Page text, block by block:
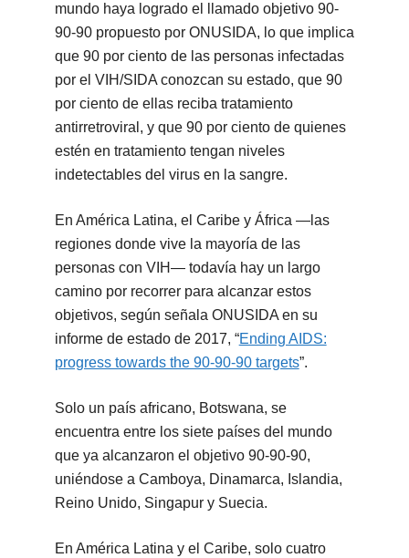
mundo haya logrado el llamado objetivo 90-
90-90 propuesto por ONUSIDA, lo que implica
que 90 por ciento de las personas infectadas
por el VIH/SIDA conozcan su estado, que 90
por ciento de ellas reciba tratamiento
antirretroviral, y que 90 por ciento de quienes
estén en tratamiento tengan niveles
indetectables del virus en la sangre.
En América Latina, el Caribe y África —las
regiones donde vive la mayoría de las
personas con VIH— todavía hay un largo
camino por recorrer para alcanzar estos
objetivos, según señala ONUSIDA en su
informe de estado de 2017, “Ending AIDS:
progress towards the 90-90-90 targets”.
Solo un país africano, Botswana, se
encuentra entre los siete países del mundo
que ya alcanzaron el objetivo 90-90-90,
uniéndose a Camboya, Dinamarca, Islandia,
Reino Unido, Singapur y Suecia.
En América Latina y el Caribe, solo cuatro